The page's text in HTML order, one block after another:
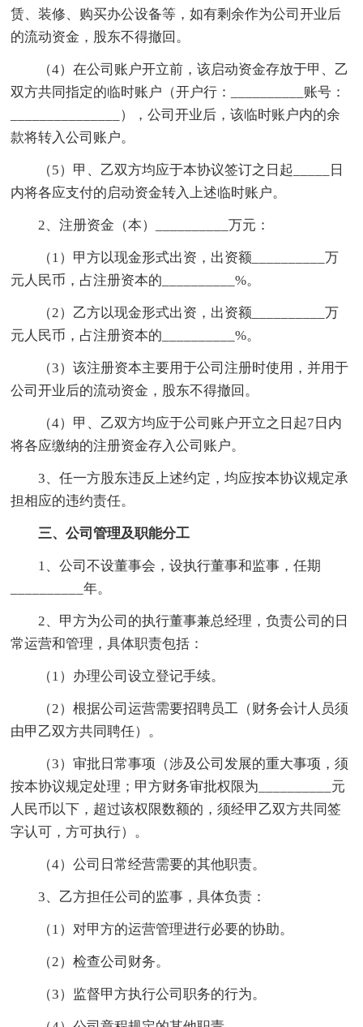
赁、装修、购买办公设备等，如有剩余作为公司开业后
的流动资金，股东不得撤回。
（4）在公司账户开立前，该启动资金存放于甲、乙
双方共同指定的临时账户（开户行：__________账号：
_______________），公司开业后，该临时账户内的余
款将转入公司账户。
（5）甲、乙双方均应于本协议签订之日起_____日
内将各应支付的启动资金转入上述临时账户。
2、注册资金（本）__________万元：
（1）甲方以现金形式出资，出资额__________万
元人民币，占注册资本的__________%。
（2）乙方以现金形式出资，出资额__________万
元人民币，占注册资本的__________%。
（3）该注册资本主要用于公司注册时使用，并用于
公司开业后的流动资金，股东不得撤回。
（4）甲、乙双方均应于公司账户开立之日起7日内
将各应缴纳的注册资金存入公司账户。
3、任一方股东违反上述约定，均应按本协议规定承
担相应的违约责任。
三、公司管理及职能分工
1、公司不设董事会，设执行董事和监事，任期
__________年。
2、甲方为公司的执行董事兼总经理，负责公司的日
常运营和管理，具体职责包括：
（1）办理公司设立登记手续。
（2）根据公司运营需要招聘员工（财务会计人员须
由甲乙双方共同聘任）。
（3）审批日常事项（涉及公司发展的重大事项，须
按本协议规定处理；甲方财务审批权限为__________元
人民币以下，超过该权限数额的，须经甲乙双方共同签
字认可，方可执行）。
（4）公司日常经营需要的其他职责。
3、乙方担任公司的监事，具体负责：
（1）对甲方的运营管理进行必要的协助。
（2）检查公司财务。
（3）监督甲方执行公司职务的行为。